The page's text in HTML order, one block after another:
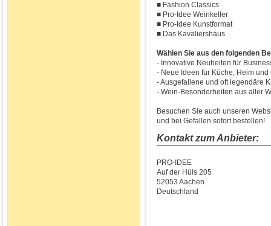
■ Fashion Classics
■ Pro-Idee Weinkeller
■ Pro-Idee Kunstformat
■ Das Kavaliershaus
Wählen Sie aus den folgenden
- Innovative Neuheiten für
- Neue Ideen für Küche, Heim und
- Ausgefallene und oft legendäre
- Wein-Besonderheiten aus aller
Besuchen Sie auch unseren
und bei Gefallen sofort bestellen!
Kontakt zum Anbieter:
PRO-IDEE
Auf der Hüls 205
52053 Aachen
Deutschland